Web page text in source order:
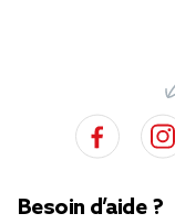
Besoin d’aide ?